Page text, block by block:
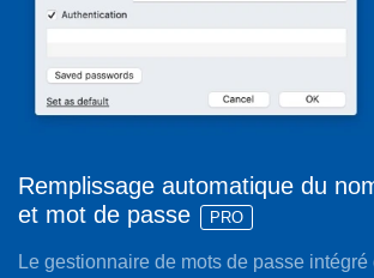
Remplissage automatique du
et mot de passe
PRO
Le gestionnaire de mots de passe